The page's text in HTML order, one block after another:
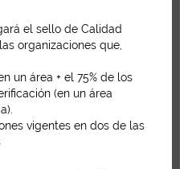
el sello de Calidad
organizaciones que,
un área + el 75% de los
(en un área
vigentes en dos de las